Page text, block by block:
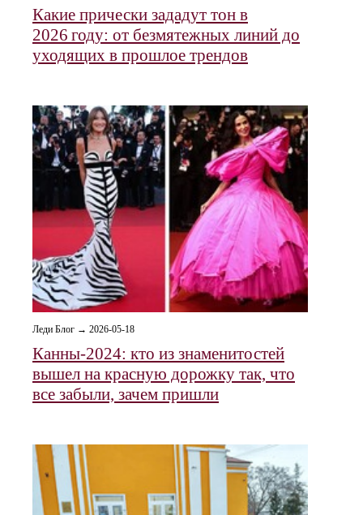
Какие прически зададут тон в
2026 году: от безмятежных линий до
уходящих в прошлое трендов
Леди Блог → 2026-05-18
Канны-2024: кто из знаменитостей
вышел на красную дорожку так, что
все забыли, зачем пришли